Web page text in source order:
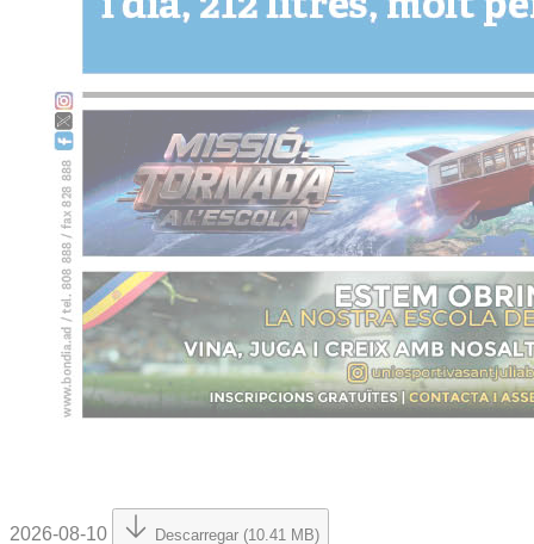
2026-08-10 Descarregar (10.41 MB)